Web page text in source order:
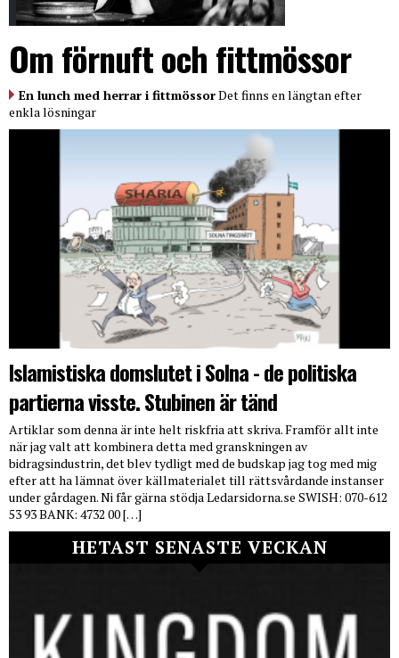
Om förnuft och fittmössor
En lunch med herrar i fittmössorDet finns en längtan efter
enkla lösningar
Islamistiska domslutet i Solna - de politiska
partierna visste. Stubinen är tänd
Artiklar som denna är inte helt riskfria att skriva. Framför allt inte
när jag valt att kombinera detta med granskningen av
bidragsindustrin, det blev tydligt med de budskap jag tog med mig
efter att ha lämnat över källmaterialet till rättsvårdande instanser
under gårdagen. Ni får gärna stödja Ledarsidorna.se SWISH: 070-612
53 93 BANK: 4732 00 […]
HETAST SENASTE VECKAN